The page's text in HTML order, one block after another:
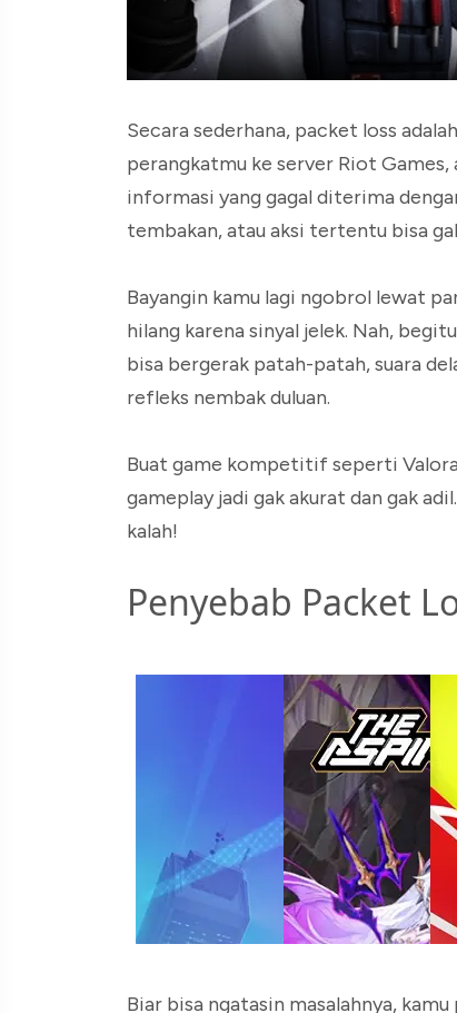
Secara sederhana, packet loss
perangkatmu ke server Riot Games,
informasi yang gagal diterima
tembakan, atau aksi tertentu bisa
Bayangin kamu lagi ngobrol lewat
hilang karena sinyal jelek. Nah,
bisa bergerak patah-patah, suara
refleks nembak duluan.
Buat game kompetitif seperti
gameplay jadi gak akurat dan gak
kalah!
Penyebab Packet
Biar bisa ngatasin masalahnya,